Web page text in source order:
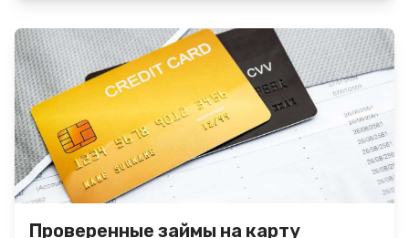
Проверенные займы на карту